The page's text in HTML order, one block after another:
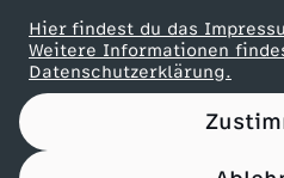
Hier findest du das
Weitere Informationen
Datenschutzerklärung.
2
5
Partner